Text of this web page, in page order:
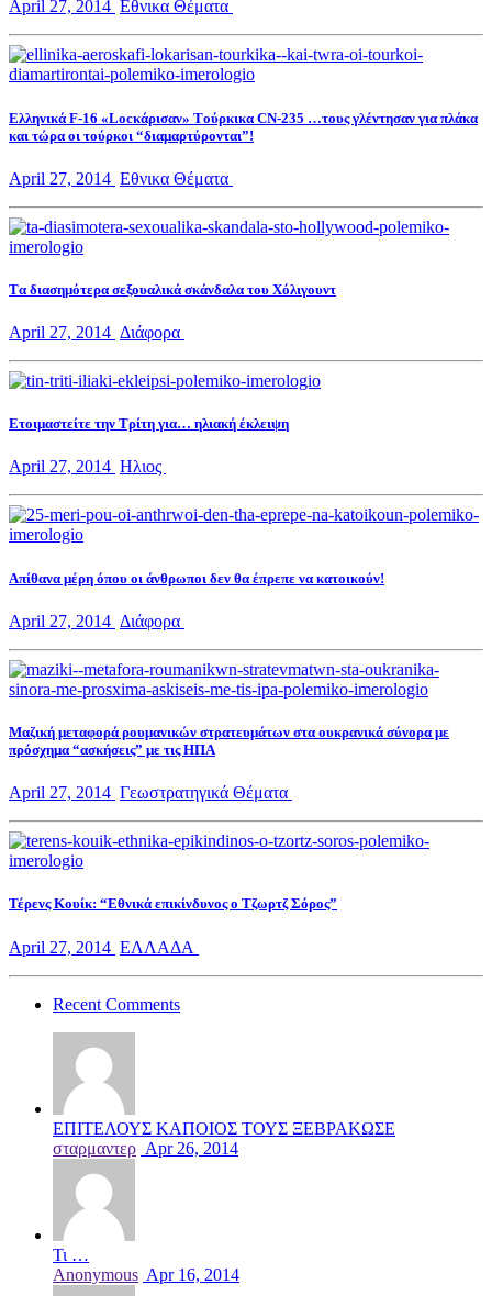
April 27, 2014 Εθνικα Θέματα
Eλληνικά F-16 «Locκάρισαν» Tούρκικα CN-235 …τους γλέντησαν για πλάκα
και τώρα οι τούρκοι “διαμαρτύρονται”!
April 27, 2014 Εθνικα Θέματα
Tα διασημότερα σεξουαλικά σκάνδαλα του Xόλιγουντ
April 27, 2014 Διάφορα
Ετοιμαστείτε την Τρίτη για… ηλιακή έκλειψη
April 27, 2014 Ηλιος
Aπίθανα μέρη όπου οι άνθρωποι δεν θα έπρεπε να κατοικούν!
April 27, 2014 Διάφορα
Mαζική μεταφορά ρουμανικών στρατευμάτων στα ουκρανικά σύνορα με
πρόσχημα “ασκήσεις” με τις ΗΠΑ
April 27, 2014 Γεωστρατηγικά Θέματα
Τέρενς Κουίκ: “Εθνικά επικίνδυνος ο Τζωρτζ Σόρος”
April 27, 2014 ΕΛΛΑΔΑ
Recent Comments
ΕΠΙΤΕΛΟΥΣ ΚΑΠΟΙΟΣ ΤΟΥΣ ΞΕΒΡΑΚΩΣΕ
σταρμαντερ Apr 26, 2014
Τι …
Anonymous Apr 16, 2014